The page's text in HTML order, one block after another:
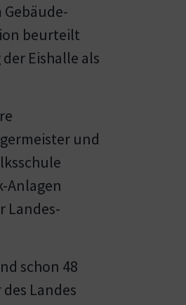
beurteilt
Eishalle als
und
Anlagen
Landes-
schon 48
Landes